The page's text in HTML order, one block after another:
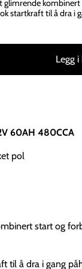
at lading fungerer
Alle fritidsbatteriene er utstyrt
for Skanbatt God
Teknologi Bly / Syre
60AH 480CCA
pol
start og
til å dra i gang